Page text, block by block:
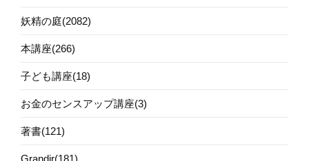
妖精の庭(2082)
本講座(266)
子ども講座(18)
お金のセンスアップ講座(3)
著書(121)
Grandir(181)